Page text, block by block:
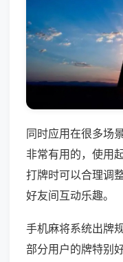
同时应用在很多场
非常有用的，使用
打牌时可以合理调
好友间互动乐趣。
手机麻将系统出牌
部分用户的牌特别